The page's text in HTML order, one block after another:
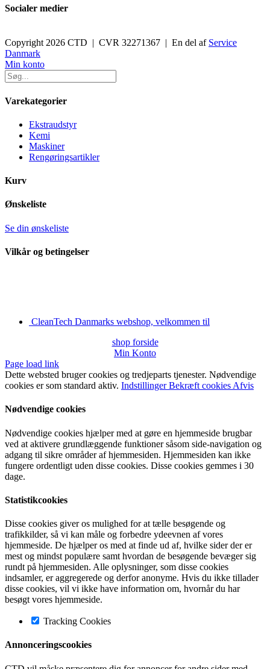
Socialer medier
Copyright 2026 CTD | CVR 32271367 | En del af Service
Danmark
Toggle
Sliding
Bar
Area
Min konto
Varekategorier
Ekstraudstyr
Kemi
Maskiner
Rengøringsartikler
Kurv
Ønskeliste
Se din ønskeliste
Vilkår og betingelser
CleanTech Danmarks webshop, velkommen til
shop forside
Min Konto
Page load link
Dette websted bruger cookies og tredjeparts tjenester. Nødvendige
cookies er som standard aktiv. IndstillingerBekræft cookies Afvis
Nødvendige cookies
Nødvendige cookies hjælper med at gøre en hjemmeside brugbar
ved at aktivere grundlæggende funktioner såsom side-navigation og
adgang til sikre områder af hjemmesiden. Hjemmesiden kan ikke
fungere ordentligt uden disse cookies. Disse cookies gemmes i 30
dage.
Statistikcookies
Disse cookies giver os mulighed for at tælle besøgende og
trafikkilder, så vi kan måle og forbedre ydeevnen af vores
hjemmeside. De hjælper os med at finde ud af, hvilke sider der er
mest og mindst populære samt hvordan de besøgende bevæger sig
rundt på hjemmesiden. Alle oplysninger, som disse cookies
indsamler, er aggregerede og derfor anonyme. Hvis du ikke tillader
disse cookies, vil vi ikke have information om, hvornår du har
besøgt vores hjemmeside.
Tracking Cookies
Annonceringscookies